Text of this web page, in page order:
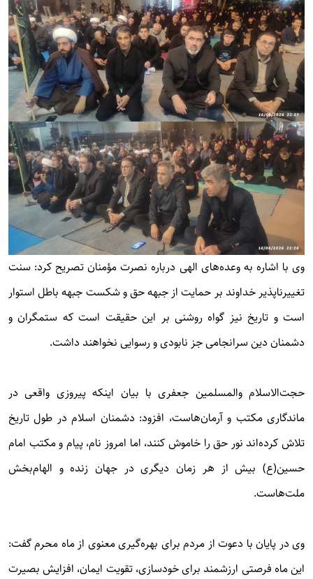
وی با اشاره به وعده‌های الهی درباره نصرت مؤمنان تصریح کرد: سنت
تغییرناپذیر خداوند بر حمایت از جبهه حق و شکست جبهه باطل استوار
است و تاریخ نیز گواه روشنی بر این حقیقت است که ستمگران و
دشمنان دین سرانجامی جز نابودی و رسوایی نخواهند داشت.
حجت‌الاسلام والمسلمین جعفری با بیان اینکه پیروزی واقعی در
ماندگاری مکتب و آرمان‌هاست، افزود: دشمنان اسلام در طول تاریخ
تلاش کرده‌اند نور حق را خاموش کنند، اما امروز نام، پیام و مکتب امام
حسین(ع) بیش از هر زمان دیگری در جهان زنده و الهام‌بخش
ملت‌هاست.
وی در پایان با دعوت از مردم برای بهره‌گیری معنوی از ماه محرم گفت:
این ماه فرصتی ارزشمند برای خودسازی، تقویت ایمان، افزایش بصیرت